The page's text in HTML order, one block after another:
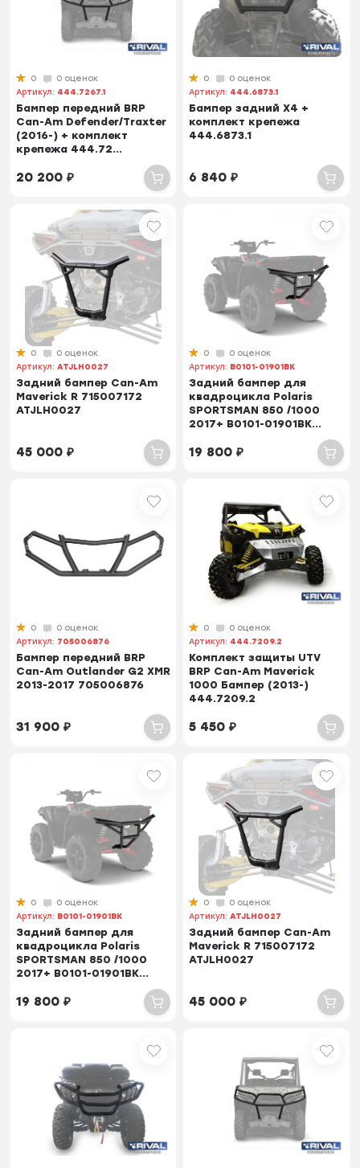
0
0 оценок
Артикул: 444.7267.1
Бампер передний BRP
Can-Am Defender/Traxter
(2016-) + комплект
крепежа 444.72...
20 200₽
0
0 оценок
Артикул: 444.6873.1
Бампер задний X4 +
комплект крепежа
444.6873.1
6 840₽
0
0 оценок
Артикул:ATJLH0027
Задний бампер Can-Am
Maverick R 715007172
ATJLH0027
45 000₽
0
0 оценок
Артикул: B0101-01901BK
Задний бампер для
квадроцикла Polaris
SPORTSMAN 850 /1000
2017+ B0101-01901BK...
19 800₽
0
0 оценок
Артикул: 705006876
Бампер передний BRP
Can-Am Outlander G2 XMR
2013-2017 705006876
31 900₽
0
0 оценок
Артикул: 444.7209.2
Комплект защиты UTV
BRP Can-Am Maverick
1000 Бампер (2013-)
444.7209.2
5 450₽
0
0 оценок
Артикул: B0101-01901BK
Задний бампер для
квадроцикла Polaris
SPORTSMAN 850 /1000
2017+ B0101-01901BK...
19 800₽
0
0 оценок
Артикул:ATJLH0027
Задний бампер Can-Am
Maverick R 715007172
ATJLH0027
45 000₽